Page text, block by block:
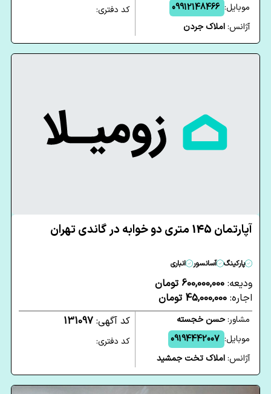
موبایل: 09912148466
آژانس:املاک جردن
کد دفتری:
آپارتمان 145 متری دو خوابه در گاندی تهران
پارکینگ آسانسور انباری
ودیعه: 600,000,000 تومان
اجاره: 45,000,000 تومان
مشاور:حسن خجسته
موبایل: 09194442007
آژانس:املاک تخت جمشید
کد آگهی: 131097
کد دفتری: